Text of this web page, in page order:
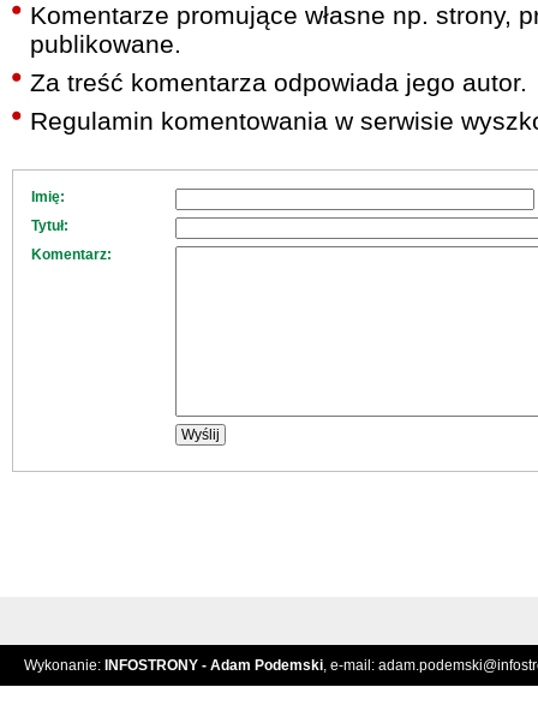
Komentarze promujące własne np. strony,
publikowane.
Za treść komentarza odpowiada jego autor.
Regulamin komentowania w serwisie
Imię:
Tytuł:
Komentarz:
Wykonanie: INFOSTRONY - Adam Podemski, e-mail: